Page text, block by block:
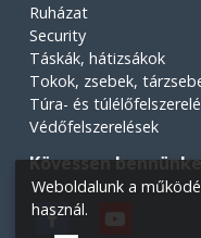
Ruházat
Security
Táskák, hátizsákok
Tokok, zsebek,
Túra- és
Védőfelszerelések
Kövessen
Weboldalunk a
használ.